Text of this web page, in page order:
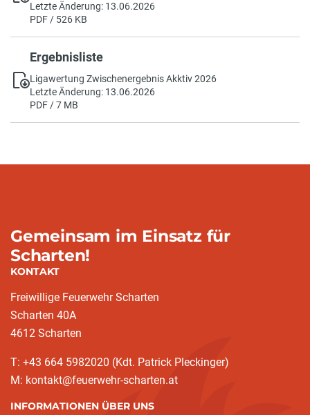
Letzte Änderung: 13.06.2026
PDF / 526 KB
Ergebnisliste
Ligawertung Zwischenergebnis Akktiv 2026
Letzte Änderung: 13.06.2026
PDF / 7 MB
Gemeinsam im Einsatz für
Scharten!
KONTAKT
Freiwillige Feuerwehr Scharten
Scharten 40A
4612 Scharten
T: +43 664 5982020 (Kdt. Patrick Pleckinger)
M: kontakt@feuerwehr-scharten.at
INFORMATIONEN ÜBER UNS